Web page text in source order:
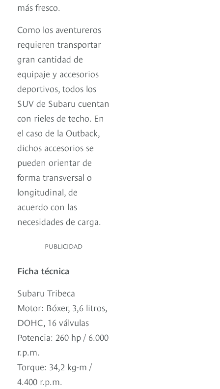
más fresco.
Como los aventureros
requieren transportar
gran cantidad de
equipaje y accesorios
deportivos, todos los
SUV de Subaru cuentan
con rieles de techo. En
el caso de la Outback,
dichos accesorios se
pueden orientar de
forma transversal o
longitudinal, de
acuerdo con las
necesidades de carga.
PUBLICIDAD
Ficha técnica
Subaru Tribeca
Motor: Bóxer, 3,6 litros,
DOHC, 16 válvulas
Potencia: 260 hp / 6.000
r.p.m.
Torque: 34,2 kg-m /
4.400 r.p.m.